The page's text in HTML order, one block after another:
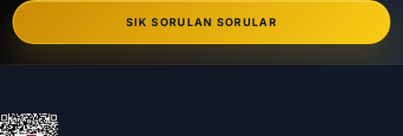
SIK SORULAN SORULAR
Can Foto Stüdyo ve Reklam Malzemeleri